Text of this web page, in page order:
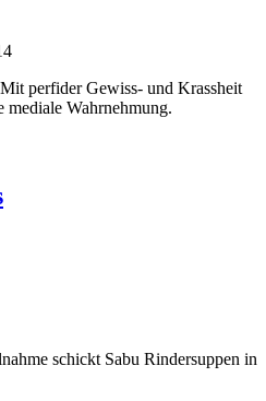
perfider Gewiss- und Krassheit
Wahrnehmung.
schickt Sabu Rindersuppen in